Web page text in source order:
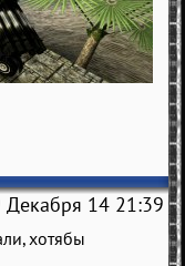
Декабря 14 21:39
хотябы